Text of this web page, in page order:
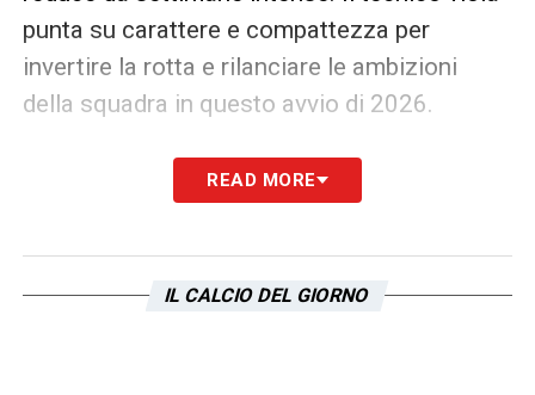
punta su carattere e compattezza per
invertire la rotta e rilanciare le ambizioni
della squadra in questo avvio di 2026.
LEGGI ANCHE –Mercato Lazio, Pedullà: «Si
lavora anche per Toth del Ferencvaros
READ MORE
IL CALCIO DEL GIORNO